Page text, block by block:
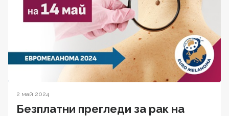
2 май 2024
Безплатни прегледи за рак на